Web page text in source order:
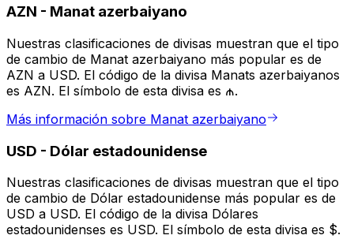
AZN - Manat azerbaiyano
Nuestras clasificaciones de divisas muestran que el tipo
de cambio de Manat azerbaiyano más popular es de
AZN a USD. El código de la divisa Manats azerbaiyanos
es AZN. El símbolo de esta divisa es ₼.
Más información sobre Manat azerbaiyano
USD - Dólar estadounidense
Nuestras clasificaciones de divisas muestran que el tipo
de cambio de Dólar estadounidense más popular es de
USD a USD. El código de la divisa Dólares
estadounidenses es USD. El símbolo de esta divisa es $.